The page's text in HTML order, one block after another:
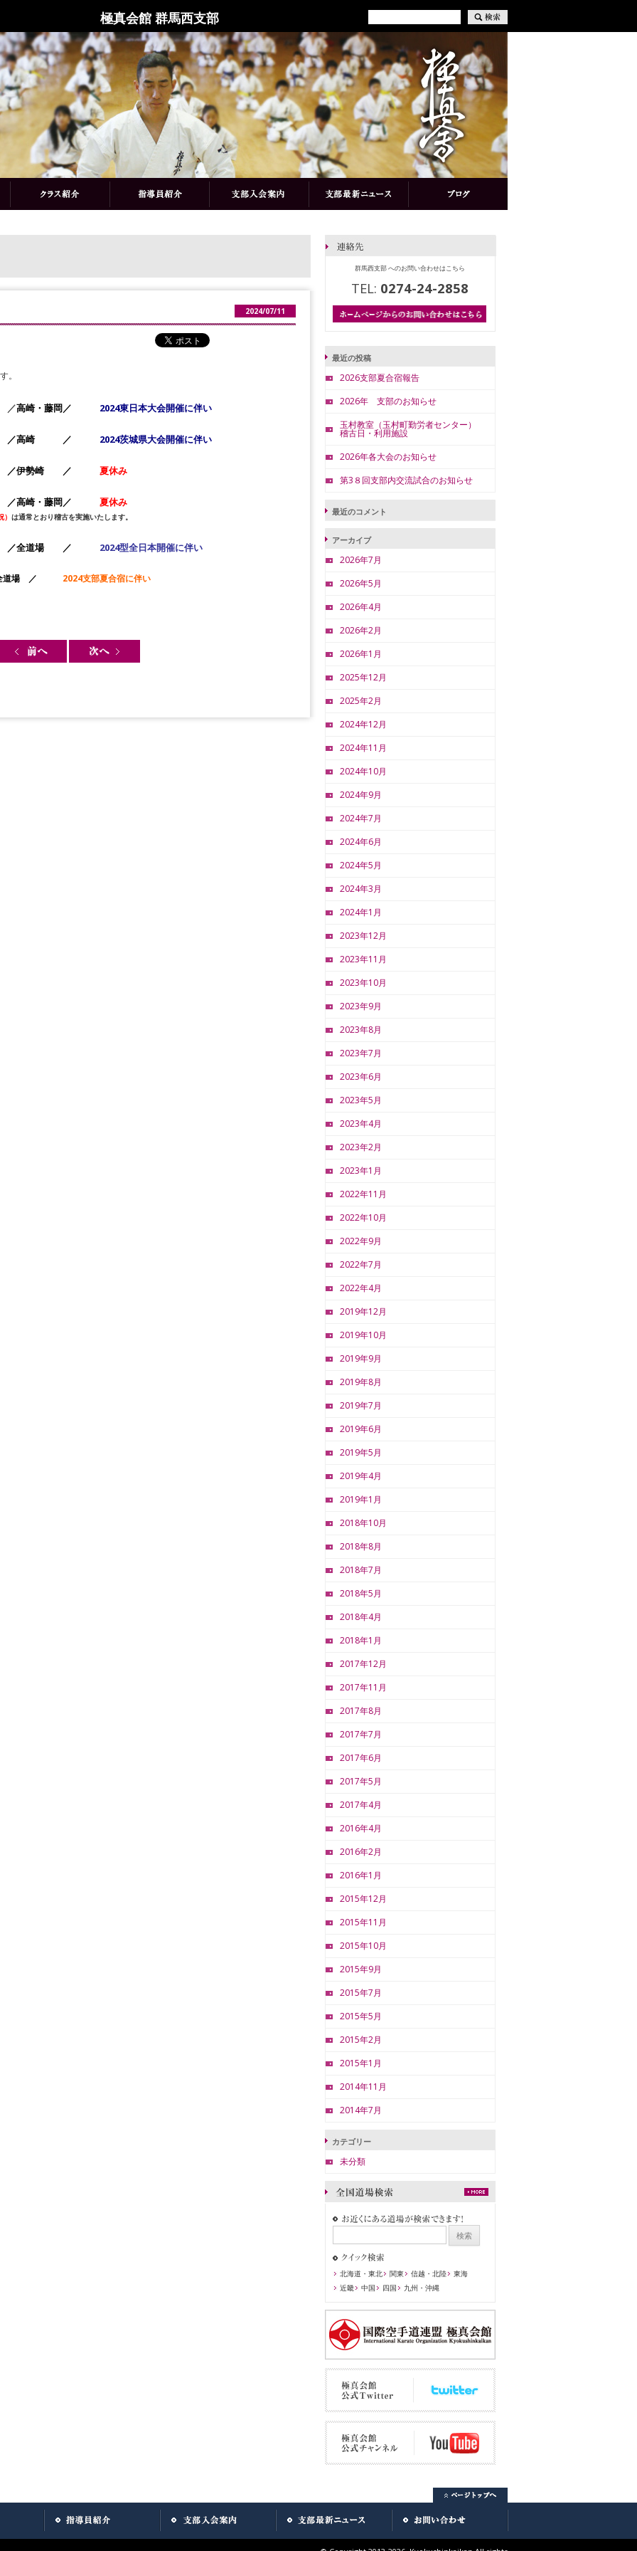
極真会館 群馬西支部
2024/07/11
。
高崎・藤岡／ 2024東日本大会開催に伴い
／ 2024茨城県大会開催に伴い
金） ／伊勢崎 ／ 夏休み
高崎・藤岡／ 夏休み
は通常とおり稽古を実施いたします。
土） ／全道場 ／ 2024型全日本開催に伴い
道場 ／ 2024支部夏合宿に伴い
群馬西支部 へのお問い合わせはこちら
TEL: 0274-24-2858
最近の投稿
2026支部夏合宿報告
2026年 支部のお知らせ
玉村教室（玉村町勤労者センター）
稽古日・利用施設
2026年各大会のお知らせ
第3８回支部内交流試合のお知らせ
最近のコメント
アーカイブ
2026年7月
2026年5月
2026年4月
2026年2月
2026年1月
2025年12月
2025年2月
2024年12月
2024年11月
2024年10月
2024年9月
2024年7月
2024年6月
2024年5月
2024年3月
2024年1月
2023年12月
2023年11月
2023年10月
2023年9月
2023年8月
2023年7月
2023年6月
2023年5月
2023年4月
2023年2月
2023年1月
2022年11月
2022年10月
2022年9月
2022年7月
2022年4月
2019年12月
2019年10月
2019年9月
2019年8月
2019年7月
2019年6月
2019年5月
2019年4月
2019年1月
2018年10月
2018年8月
2018年7月
2018年5月
2018年4月
2018年1月
2017年12月
2017年11月
2017年8月
2017年7月
2017年6月
2017年5月
2017年4月
2016年4月
2016年2月
2016年1月
2015年12月
2015年11月
2015年10月
2015年9月
2015年7月
2015年5月
2015年2月
2015年1月
2014年11月
2014年7月
カテゴリー
未分類
北海道・東北 関東 信越・北陸
東海
近畿
中国 四国 九州・沖縄